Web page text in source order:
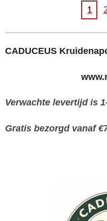
1
CADUCEUS
Verwachte levertijd is
Gratis bezorgd vanaf